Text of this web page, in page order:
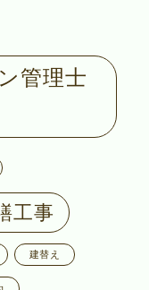
管理士
工事
建替え